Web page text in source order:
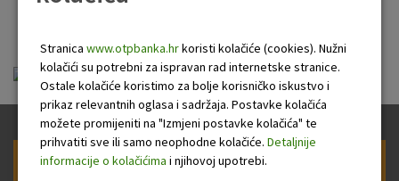
O nama OTP Dnevno financijsko izvješće.pdf
Prijava na newsletter OTP banke
Stranica www.otpbanka.hrkoristi kolačiće (cookies). Nužni
kolačići su potrebni za ispravan rad internetske stranice.
Ostale kolačiće koristimo za bolje korisničko iskustvo i
prikaz relevantnih oglasa i sadržaja. Postavke kolačića
možete promijeniti na "Izmjeni postavke kolačića" te
prihvatiti sve ili samo neophodne kolačiće. Detaljnije
informacije o kolačićima i njihovoj upotrebi.